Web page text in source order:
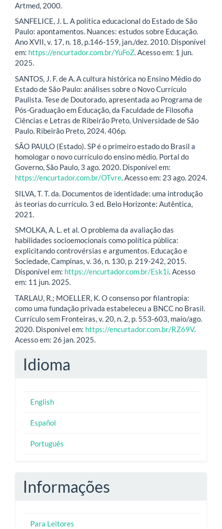
Artmed, 2000.
SANFELICE, J. L. A política educacional do Estado de São
Paulo: apontamentos. Nuances: estudos sobre Educação.
Ano XVII, v. 17, n. 18, p.146-159, jan./dez. 2010. Disponível
em: https://encurtador.com.br/YuFoZ. Acesso em: 1 jun.
2025.
SANTOS, J. F. de A. A cultura histórica no Ensino Médio do
Estado de São Paulo: análises sobre o Novo Currículo
Paulista. Tese de Doutorado, apresentada ao Programa de
Pós-Graduação em Educação, da Faculdade de Filosofia
Ciências e Letras de Ribeirão Preto, Universidade de São
Paulo. Ribeirão Preto, 2024. 406p.
SÃO PAULO (Estado). SP é o primeiro estado do Brasil a
homologar o novo currículo do ensino médio. Portal do
Governo, São Paulo, 3 ago. 2020. Disponível em:
https://encurtador.com.br/OTvre. Acesso em: 23 ago. 2024.
SILVA, T. T. da. Documentos de identidade: uma introdução
às teorias do currículo. 3 ed. Belo Horizonte: Autêntica,
2021.
SMOLKA, A. L. et al. O problema da avaliação das
habilidades socioemocionais como política pública:
explicitando controvérsias e argumentos. Educação e
Sociedade, Campinas, v. 36, n. 130, p. 219-242, 2015.
Disponível em: https://encurtador.com.br/Esk1i. Acesso
em: 11 jun. 2025.
TARLAU, R.; MOELLER, K. O consenso por filantropia:
como uma fundação privada estabeleceu a BNCC no Brasil.
Currículo sem Fronteiras, v. 20, n. 2, p. 553-603, maio/ago.
2020. Disponível em: https://encurtador.com.br/RZ69V.
Acesso em: 26 jan. 2025.
Idioma
English
Español
Português
Informações
Para Leitores